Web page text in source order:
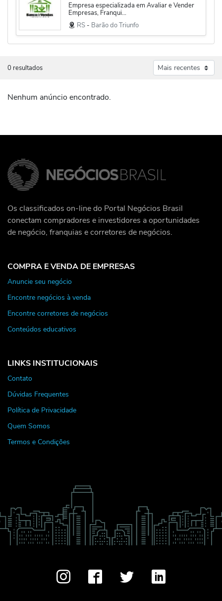
Empresa especializada em Avaliar e Vender
Empresas, Franqui...
RS ‐ Barão do Triunfo
0 resultados
Nenhum anúncio encontrado.
Os classificados on-line do Portal Negócios Brasil
conectam compradores e investidores a oportunidades
de negócio, franquias e corretores de negócios.
COMPRA E VENDA DE EMPRESAS
Anuncie seu negócio
Encontre negócios à venda
Encontre corretores de negócios
Conteúdos educativos
LINKS INSTITUCIONAIS
Contato
Dúvidas Frequentes
Política de Privacidade
Quem Somos
Termos e Condições